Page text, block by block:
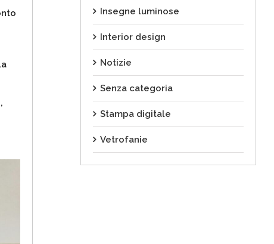
Insegne luminose
Interior design
Notizie
Senza categoria
Stampa digitale
Vetrofanie